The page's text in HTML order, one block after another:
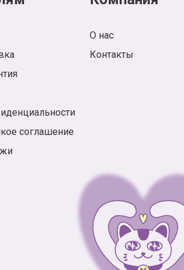
соглашение
О нас
Контакты